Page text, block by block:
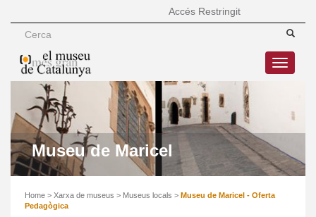
Accés Restringit
Toggle
Museu de Maricel
Home > Xarxa de museus > Museus locals > Museu de Maricel - Oferta
Pedagògica